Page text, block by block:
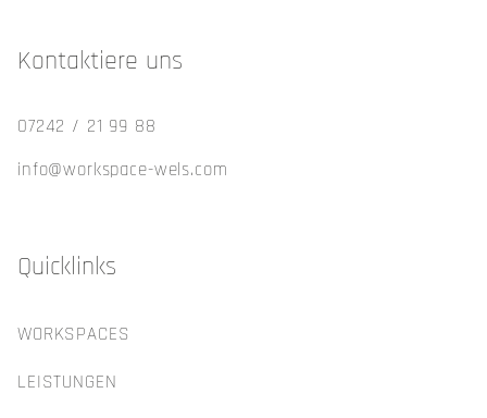
Kontaktiere uns
07242 / 21 99 88
info@workspace-wels.com
Quicklinks
WORKSPACES
LEISTUNGEN